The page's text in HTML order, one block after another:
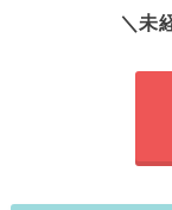
＼未